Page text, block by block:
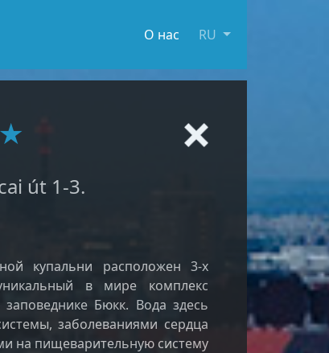
О нас RU
út 1-3.
купальни расположен 3-х
в мире комплекс
Бюкк. Вода здесь
заболеваниями сердца
на пищеварительную систему